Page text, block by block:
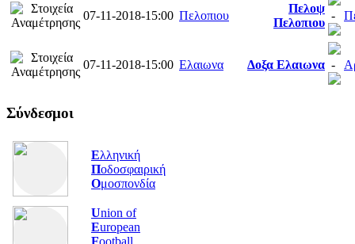
07-11-2018-15:00 Πελοπιου
Πελοψ
Πελοπιου
-
07-11-2018-15:00 Ελαιωνα Δοξα Ελαιωνα -
Σύνδεσμοι
Ελληνική
Ποδοσφαιρική
Ομοσπονδία
Union of
European